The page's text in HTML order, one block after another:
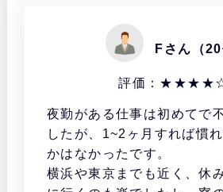
Fさん（20
評価：
夜勤がある仕事は初めてで
したが、1~2ヶ月すれば慣
かはなかったです。
横浜や東京までも近く、休